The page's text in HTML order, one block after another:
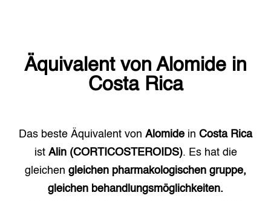
Äquivalent von Alomide in
Costa Rica
Das beste Äquivalent von Alomide in Costa Rica
ist Alin (CORTICOSTEROIDS). Es hat die
gleichen gleichen pharmakologischen gruppe,
gleichen behandlungsmöglichkeiten.